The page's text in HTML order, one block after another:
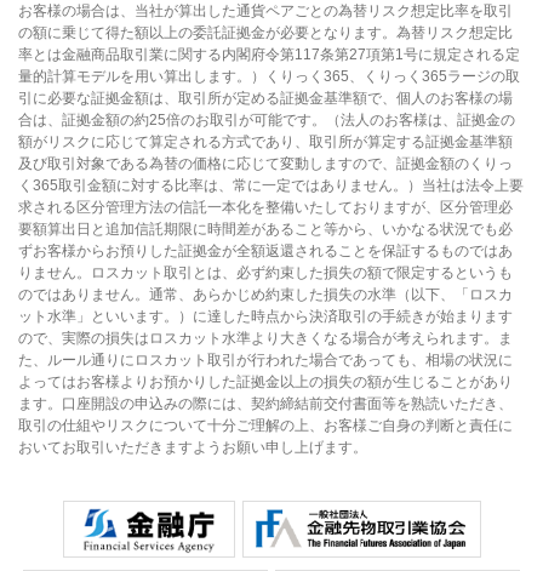
お客様の場合は、当社が算出した通貨ペアごとの為替リスク想定比率を取引
の額に乗じて得た額以上の委託証拠金が必要となります。為替リスク想定比
率とは金融商品取引業に関する内閣府令第117条第27項第1号に規定される定
量的計算モデルを用い算出します。）くりっく365、くりっく365ラージの取
引に必要な証拠金額は、取引所が定める証拠金基準額で、個人のお客様の場
合は、証拠金額の約25倍のお取引が可能です。（法人のお客様は、証拠金の
額がリスクに応じて算定される方式であり、取引所が算定する証拠金基準額
及び取引対象である為替の価格に応じて変動しますので、証拠金額のくりっ
く365取引金額に対する比率は、常に一定ではありません。）当社は法令上要
求される区分管理方法の信託一本化を整備いたしておりますが、区分管理必
要額算出日と追加信託期限に時間差があること等から、いかなる状況でも必
ずお客様からお預りした証拠金が全額返還されることを保証するものではあ
りません。ロスカット取引とは、必ず約束した損失の額で限定するというも
のではありません。通常、あらかじめ約束した損失の水準（以下、「ロスカ
ット水準」といいます。）に達した時点から決済取引の手続きが始まります
ので、実際の損失はロスカット水準より大きくなる場合が考えられます。ま
た、ルール通りにロスカット取引が行われた場合であっても、相場の状況に
よってはお客様よりお預かりした証拠金以上の損失の額が生じることがあり
ます。口座開設の申込みの際には、契約締結前交付書面等を熟読いただき、
取引の仕組やリスクについて十分ご理解の上、お客様ご自身の判断と責任に
おいてお取引いただきますようお願い申し上げます。